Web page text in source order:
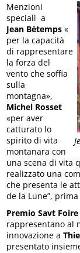
Menzioni
speciali a
Jean Bétemps «
per la capacità
di rappresentare
la forza del
vento che soffia
sulla
montagna»,
Michel Rosset
«per aver
catturato lo
spirito di vita
montanara con
una scena di vita
realizzato una
che presenta le
de la Lune”, prima
Premio Savt
rappresentano al
innovazione a
presentato